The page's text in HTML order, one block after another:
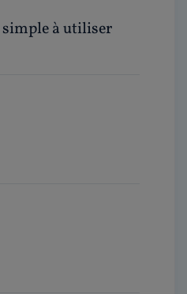
simple à utiliser